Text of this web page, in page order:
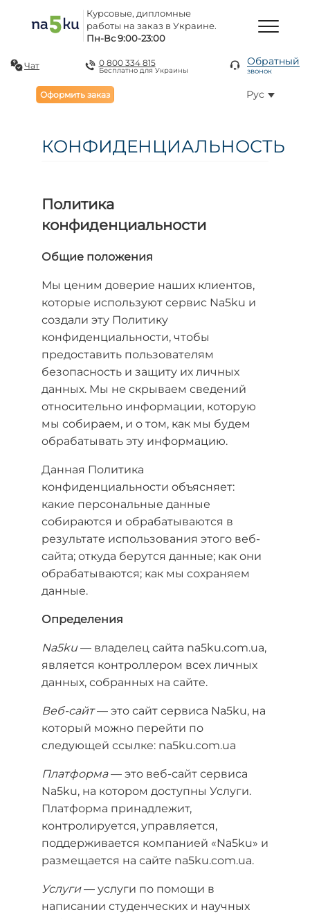
Курсовые, дипломные
работы на заказ в Украине.
Пн-Вс 9:00-23:00
Чат 0 800 334 815
Бесплатно для Украины
Обратный
звонок
Оформить заказ Рус
КОНФИДЕНЦИАЛЬНОСТЬ
Политика
конфиденциальности
Общие положения
Мы ценим доверие наших клиентов,
которые используют сервис Na5ku и
создали эту Политику
конфиденциальности, чтобы
предоставить пользователям
безопасность и защиту их личных
данных. Мы не скрываем сведений
относительно информации, которую
мы собираем, и о том, как мы будем
обрабатывать эту информацию.
Данная Политика
конфиденциальности объясняет:
какие персональные данные
собираются и обрабатываются в
результате использования этого веб-
сайта; откуда берутся данные; как они
обрабатываются; как мы сохраняем
данные.
Определения
Na5ku — владелец сайта na5ku.com.ua,
является контроллером всех личных
данных, собранных на сайте.
Веб-сайт— это сайт сервиса Na5ku, на
который можно перейти по
следующей ссылке: na5ku.com.ua
Платформа— это веб-сайт сервиса
Na5ku, на котором доступны Услуги.
Платформа принадлежит,
контролируется, управляется,
поддерживается компанией «Na5ku» и
размещается на сайте na5ku.com.ua.
Услуги— услуги по помощи в
написании студенческих и научных